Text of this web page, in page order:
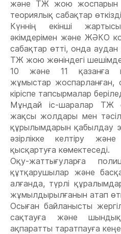
және ТЖ жою жоспарын
теориялық сабақтар
Күннің екінші
әкімдерімен және ЖӘКО
сабақтар өтті, онда аудан
ТЖ жою жөніндегі
10 және 11 қазанға
жұмыстар жоспарланған,
кіріспе тапсырмалар
Мұндай іс-шаралар
жақсы жолдары мен
құрылымдарын қабылдау
әзірлікке келтіру және
қысқартуға көмектеседі.
Оқу-жаттығуларға
құтқарушылар және
алғанда, түрлі
жұмылдырылғанын атап
Осыған байланысты
сақтауға және
ақпаратты таратпауға